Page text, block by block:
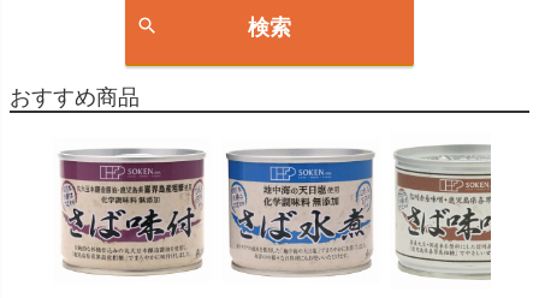
検索
おすすめ商品